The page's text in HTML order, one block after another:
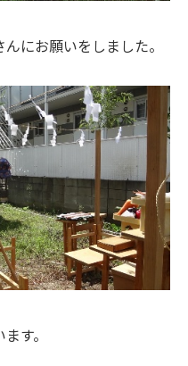
にお願いをしました。
す。